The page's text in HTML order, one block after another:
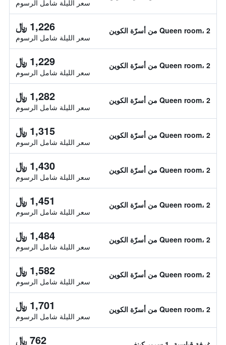
سعر الليلة شامل الرسوم
Queen room، 2 من أسرّة الكوين 1,226 ﷼
سعر الليلة شامل الرسوم
Queen room، 2 من أسرّة الكوين 1,229 ﷼
سعر الليلة شامل الرسوم
Queen room، 2 من أسرّة الكوين 1,282 ﷼
سعر الليلة شامل الرسوم
Queen room، 2 من أسرّة الكوين 1,315 ﷼
سعر الليلة شامل الرسوم
Queen room، 2 من أسرّة الكوين 1,430 ﷼
سعر الليلة شامل الرسوم
Queen room، 2 من أسرّة الكوين 1,451 ﷼
سعر الليلة شامل الرسوم
Queen room، 2 من أسرّة الكوين 1,484 ﷼
سعر الليلة شامل الرسوم
Queen room، 2 من أسرّة الكوين 1,582 ﷼
سعر الليلة شامل الرسوم
Queen room، 2 من أسرّة الكوين 1,701 ﷼
سعر الليلة شامل الرسوم
762 ﷼